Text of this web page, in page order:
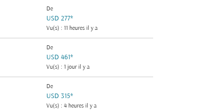
De
USD 277*
Vu(s) : 11 heures il y a
De
USD 461*
Vu(s) : 1 jour il y a
De
USD 315*
Vu(s) : 4 heures il y a